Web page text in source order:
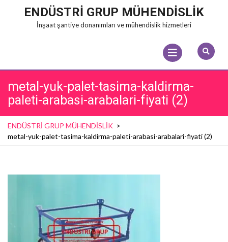
ENDÜSTRİ GRUP MÜHENDİSLİK
İnşaat şantiye donanımları ve mühendislik hizmetleri
Open
Menu
metal-yuk-palet-tasima-kaldirma-
paleti-arabasi-arabalari-fiyati (2)
ENDÜSTRİ GRUP MÜHENDİSLİK >
metal-yuk-palet-tasima-kaldirma-paleti-arabasi-arabalari-fiyati (2)